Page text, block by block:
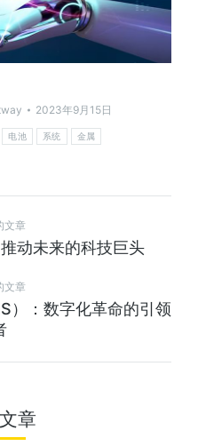
2023年9月15日
电池 系统 金属
文章
动未来的科技巨头
文章
）：数字化革命的引领
章